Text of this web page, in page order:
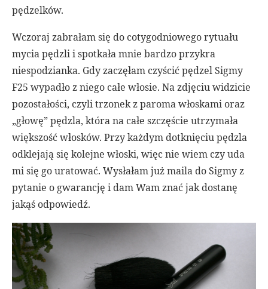
pędzelków.
Wczoraj zabrałam się do cotygodniowego rytuału
mycia pędzli i spotkała mnie bardzo przykra
niespodzianka. Gdy zaczęłam czyścić pędzel Sigmy
F25 wypadło z niego całe włosie. Na zdjęciu widzicie
pozostałości, czyli trzonek z paroma włoskami oraz
„głowę” pędzla, która na całe szczęście utrzymała
większość włosków. Przy każdym dotknięciu pędzla
odklejają się kolejne włoski, więc nie wiem czy uda
mi się go uratować. Wysłałam już maila do Sigmy z
pytanie o gwarancję i dam Wam znać jak dostanę
jakąś odpowiedź.